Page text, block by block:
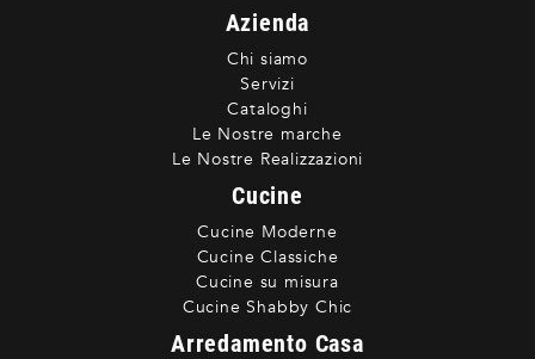
Azienda
Chi siamo
Servizi
Cataloghi
Le Nostre marche
Le Nostre Realizzazioni
Cucine
Cucine Moderne
Cucine Classiche
Cucine su misura
Cucine Shabby Chic
Arredamento Casa